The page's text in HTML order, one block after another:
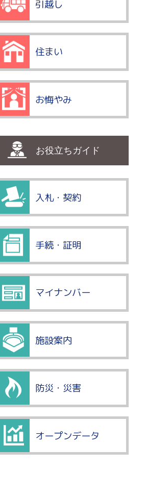
引越し
住まい
お悔やみ
お役立ちガイド
入札・契約
手続・証明
マイナンバー
施設案内
防災・災害
オープンデータ